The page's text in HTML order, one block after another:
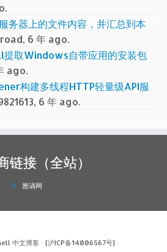
务器上的文件内容，并汇总到本
6 年 ago.
取Windows自带应用的安装包
ago.
构建多线程HTTP轻量级API服
6 年 ago.
链接（全站）
雅诵网
中文博客 · [沪ICP备14006567号] ·